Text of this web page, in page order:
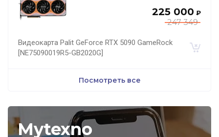
247 349
225 000 ₽
Видеокарта Palit GeForce RTX 5090 GameRock
[NE75090019R5-GB2020G]
Посмотреть все
Mytexno